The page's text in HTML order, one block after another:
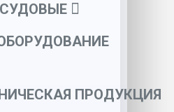
ПРОДУКЦИЯ